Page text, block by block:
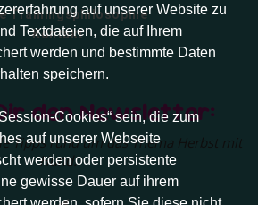
auf unserer Website zu
Textdateien, die auf Ihrem
werden und bestimmte Daten
speichern.
Cookies“ sein, die zum
auf unserer Webseite
werden oder persistente
gewisse Dauer auf ihrem
Trainingsphilosophie
Kontakt
den Newsletter:
Tipps rund um das Thema Herbst mit
Hund.